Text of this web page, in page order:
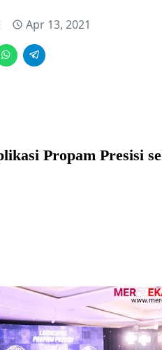
Apr 13, 2021
Propam Presisi